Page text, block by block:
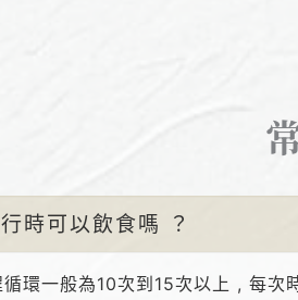
時可以飲食嗎 ？
環一般為10次到15次以上 , 每